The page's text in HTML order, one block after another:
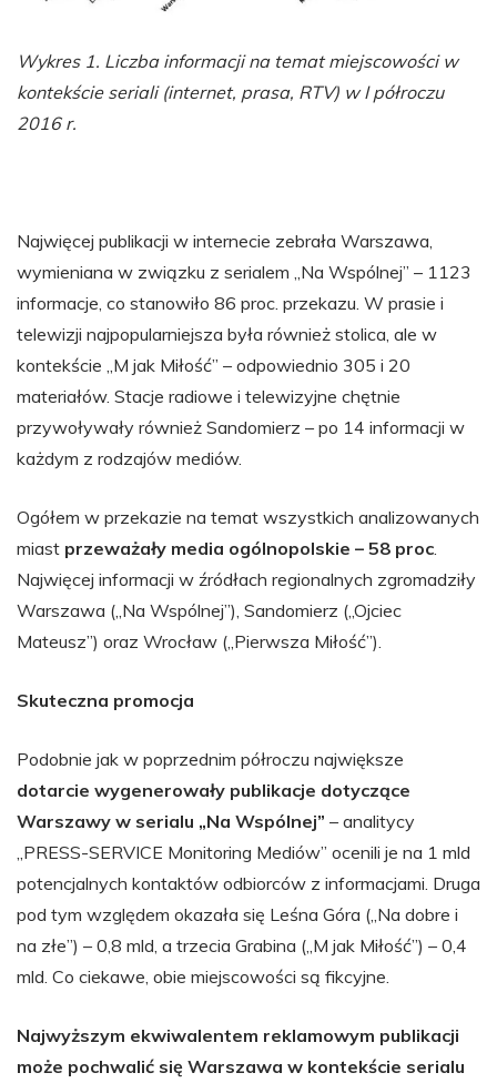
Wykres 1. Liczba informacji na temat miejscowości w
kontekście seriali (internet, prasa, RTV) w I półroczu
2016 r.
Najwięcej publikacji w internecie zebrała Warszawa,
wymieniana w związku z serialem „Na Wspólnej” – 1123
informacje, co stanowiło 86 proc. przekazu. W prasie i
telewizji najpopularniejsza była również stolica, ale w
kontekście „M jak Miłość” – odpowiednio 305 i 20
materiałów. Stacje radiowe i telewizyjne chętnie
przywoływały również Sandomierz – po 14 informacji w
każdym z rodzajów mediów.
Ogółem w przekazie na temat wszystkich analizowanych
miast przeważały media ogólnopolskie – 58 proc
Najwięcej informacji w źródłach regionalnych zgromadziły
Warszawa („Na Wspólnej”), Sandomierz („Ojciec
Mateusz”) oraz Wrocław („Pierwsza Miłość”).
Skuteczna promocja
Podobnie jak w poprzednim półroczu największe
dotarcie wygenerowały publikacje dotyczące
Warszawy w serialu „Na Wspólnej” – analitycy
„PRESS-SERVICE Monitoring Mediów” ocenili je na 1 mld
potencjalnych kontaktów odbiorców z informacjami. Druga
pod tym względem okazała się Leśna Góra („Na dobre i
na złe”) – 0,8 mld, a trzecia Grabina („M jak Miłość”) – 0,4
mld. Co ciekawe, obie miejscowości są fikcyjne.
Najwyższym ekwiwalentem reklamowym publikacji
może pochwalić się Warszawa w kontekście serialu